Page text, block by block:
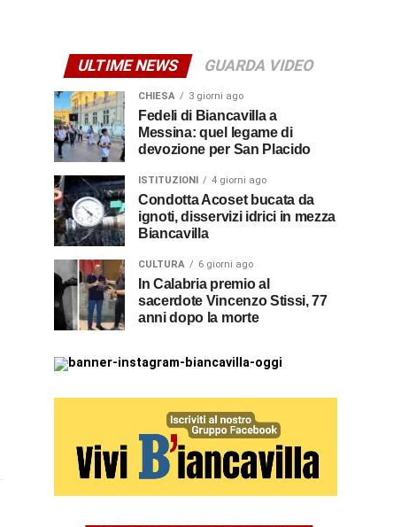
ULTIME NEWS GUARDA VIDEO
CHIESA 3 giorni ago
Fedeli di Biancavilla a
Messina: quel legame di
devozione per San Placido
ISTITUZIONI 4 giorni ago
Condotta Acoset bucata da
ignoti, disservizi idrici in mezza
Biancavilla
CULTURA 6 giorni ago
In Calabria premio al
sacerdote Vincenzo Stissi, 77
anni dopo la morte